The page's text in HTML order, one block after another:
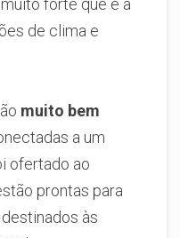
forte que é a
de clima e
muito bem
a um
ofertado ao
prontas para
às